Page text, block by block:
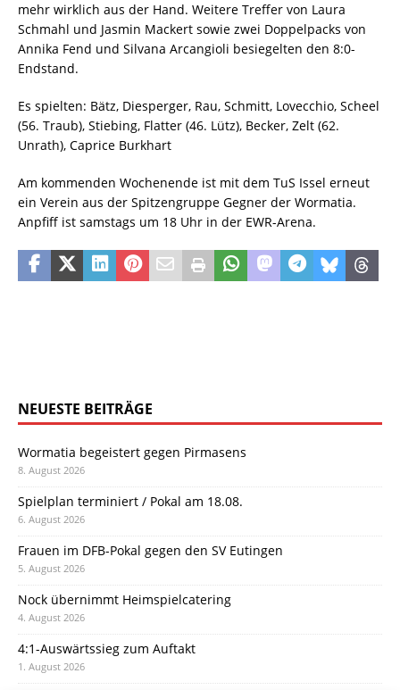
mehr wirklich aus der Hand. Weitere Treffer von Laura
Schmahl und Jasmin Mackert sowie zwei Doppelpacks von
Annika Fend und Silvana Arcangioli besiegelten den 8:0-
Endstand.
Es spielten: Bätz, Diesperger, Rau, Schmitt, Lovecchio, Scheel
(56. Traub), Stiebing, Flatter (46. Lütz), Becker, Zelt (62.
Unrath), Caprice Burkhart
Am kommenden Wochenende ist mit dem TuS Issel erneut
ein Verein aus der Spitzengruppe Gegner der Wormatia.
Anpfiff ist samstags um 18 Uhr in der EWR-Arena.
NEUESTE BEITRÄGE
Wormatia begeistert gegen Pirmasens
8. August 2026
Spielplan terminiert / Pokal am 18.08.
6. August 2026
Frauen im DFB-Pokal gegen den SV Eutingen
5. August 2026
Nock übernimmt Heimspielcatering
4. August 2026
4:1-Auswärtssieg zum Auftakt
1. August 2026